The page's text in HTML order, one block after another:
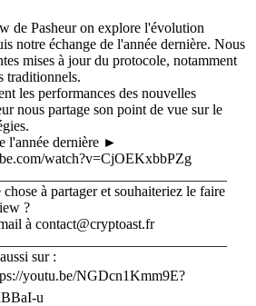
de Pasheur on explore l'évolution
notre échange de l'année dernière. Nous
mises à jour du protocole, notamment
traditionnels.
les performances des nouvelles
nous partage son point de vue sur le
l'année dernière ►
watch?v=CjOEKxbbPZg
à partager et souhaiteriez le faire
?
à ⁠⁠⁠⁠⁠⁠⁠⁠⁠⁠⁠contact@cryptoast.fr⁠⁠⁠⁠⁠⁠⁠⁠⁠⁠⁠
sur :
youtu.be/NGDcn1Kmm9E?
u⁠⁠⁠⁠⁠⁠⁠⁠⁠⁠⁠⁠⁠⁠⁠⁠⁠⁠